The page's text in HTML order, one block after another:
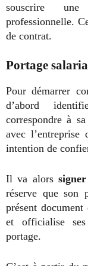
souscrire une
professionnelle.
de contrat.
Portage
Pour démarrer
d’abord
correspondre à
avec l’entreprise
intention de
Il va alors
réserve que son
présent
et officialise ses
portage.